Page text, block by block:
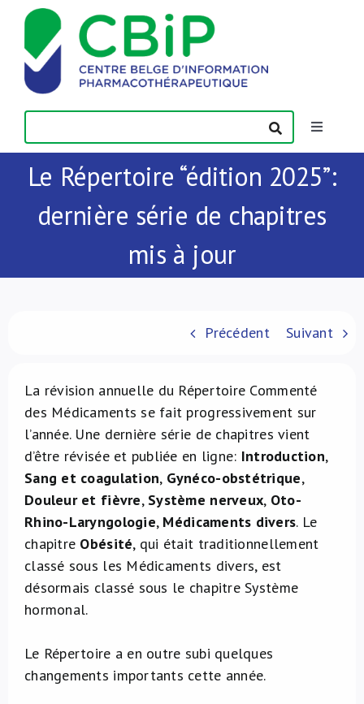
Passer
contenu
Toggle
Actualités
Publications
Formations
À propos de nous
NL
Le Répertoire “édition 2025”:
dernière série de chapitres
mis à jour
Précédent Suivant
La révision annuelle du Répertoire Commenté
des Médicaments se fait progressivement sur
l’année. Une dernière série de chapitres vient
d’être révisée et publiée en ligne: Introduction,
Sang et coagulation, Gynéco-obstétrique,
Douleur et fièvre, Système nerveux, Oto-
Rhino-Laryngologie, Médicaments divers. Le
chapitre Obésité, qui était traditionnellement
classé sous les Médicaments divers, est
désormais classé sous le chapitre Système
hormonal.
Le Répertoire a en outre subi quelques
changements importants cette année.